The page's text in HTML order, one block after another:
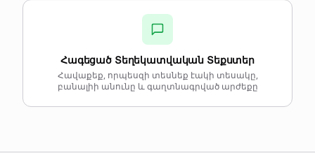
Հագեցած Տեղեկատվական Տեքստեր
Հավաքեք, որպեսզի տեսնեք էակի տեսակը,
բանալիի անունը և գաղտնագրված արժեքը